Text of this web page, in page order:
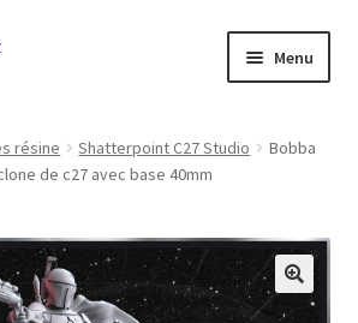
Menu
résine Shatterpoint C27 Studio
Bobba
de c27 avec base 40mm